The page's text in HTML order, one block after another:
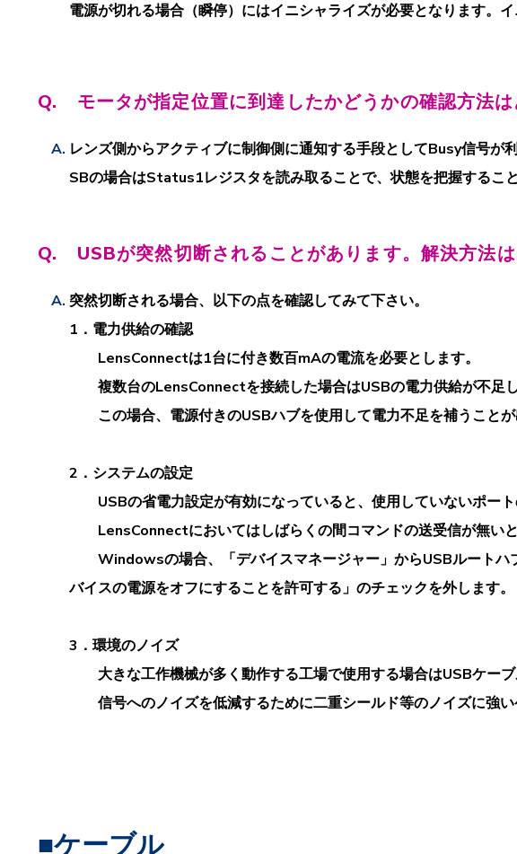
電源が切れる場合（瞬停）にはイニシャライズが必要となります。
Q. モータが指定位置に到達したかどうかの確認方法は
レンズ側からアクティブに制御側に通知する手段としてBusy信号が
SBの場合はStatus1レジスタを読み取ることで、状態を把握すること
Q. USBが突然切断されることがあります。解決方法は
突然切断される場合、以下の点を確認してみて下さい。
1．電力供給の確認
LensConnectは1台に付き数百mAの電流を必要とします。
複数台のLensConnectを接続した場合はUSBの電力供給が不足し
この場合、電源付きのUSBハブを使用して電力不足を補うことが
2．システムの設定
USBの省電力設定が有効になっていると、使用していないポート
LensConnectにおいてはしばらくの間コマンドの送受信が無いと
Windowsの場合、「デバイスマネージャー」からUSBルートハ
バイスの電源をオフにすることを許可する」のチェックを外します。
3．環境のノイズ
大きな工作機械が多く動作する工場で使用する場合はUSBケーブ
信号へのノイズを低減するために二重シールド等のノイズに強い
■ケーブル